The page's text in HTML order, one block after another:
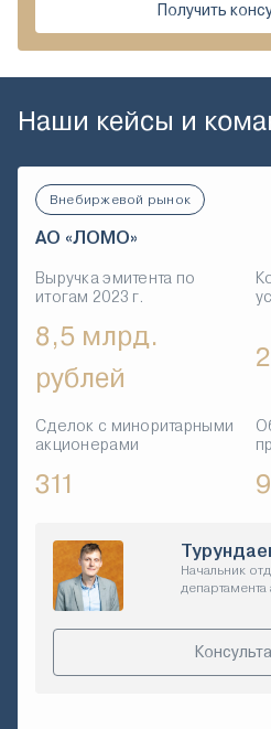
Получить
Наши кейсы и
Внебиржевой рынок
АО «ЛОМО»
Выручка эмитента по
итогам 2023 г.
8,5 млрд.
рублей
Сделок с миноритарными
акционерами
311
Начальник